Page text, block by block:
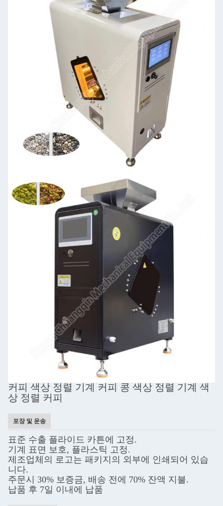
커피 색상 정렬 기계 커피 콩 색상 정렬 기계 색
상 정렬 커피
포장 및 운송
표준 수출 플라이드 카튼에 고정.
기계 표면 보호, 플라스틱 고정.
제조업체의 로고는 패키지의 외부에 인쇄되어 있습
니다.
주문시 30% 보증금, 배송 전에 70% 잔액 지불.
납품 후 7일 이내에 납품